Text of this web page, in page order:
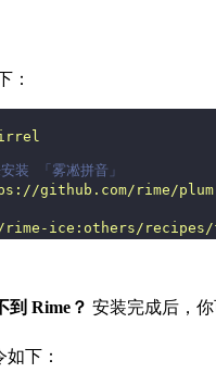
：
装 「雾凇拼音」
github.com/rime/
rime-ice:others/
到 Rime？ 安装完成后，你
下：